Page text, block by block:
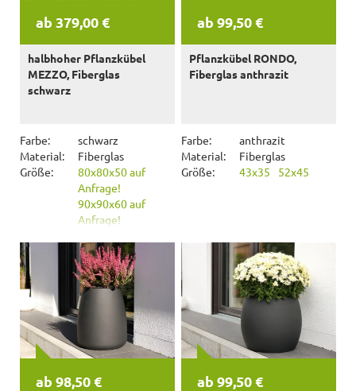
ab 379,00 €
halbhoher Pflanzkübel
MEZZO, Fiberglas
schwarz
Farbe:
schwarz
Material:
Fiberglas
Größe:
80x80x50 auf
Anfrage!
90x90x60 auf
Anfrage!
ab 99,50 €
Pflanzkübel RONDO,
Fiberglas anthrazit
Farbe:
anthrazit
Material:
Fiberglas
Größe:
43x35 52x45
ab 98,50 € ab 99,50 €